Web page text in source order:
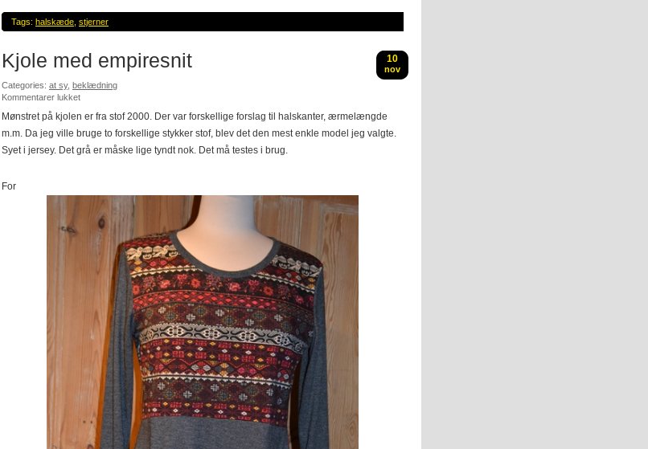
Tags: halskæde stjerner
Kjole med empiresnit 10
nov
Categories: at sy, beklædning
Kommentarer lukkettil
med
empiresnit
Mønstret på kjolen er fra stof 2000. Der var forskellige forslag til halskanter, ærmelængde
m.m. Da jeg ville bruge to forskellige stykker stof, blev det den mest enkle model jeg valgte.
Syet i jersey. Det grå er måske lige tyndt nok. Det må testes i brug.
For